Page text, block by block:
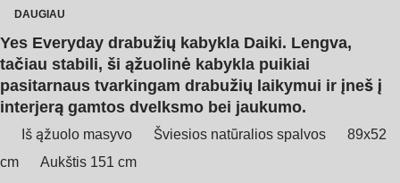
DAUGIAU
Yes Everyday drabužių kabykla Daiki. Lengva,
tačiau stabili, ši ąžuolinė kabykla puikiai
pasitarnaus tvarkingam drabužių laikymui ir įneš į
interjerą gamtos dvelksmo bei jaukumo.
Iš ąžuolo masyvo Šviesios natūralios spalvos
89x52
cm
Aukštis 151 cm